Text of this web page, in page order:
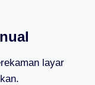
layar